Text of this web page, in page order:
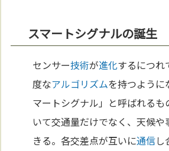
スマートシグナルの誕生
センサー技術が進化するにつれ
度なアルゴリズムを持つように
マートシグナル」と呼ばれるも
いて交通量だけでなく、天候
きる。各交差点が互いに通信し